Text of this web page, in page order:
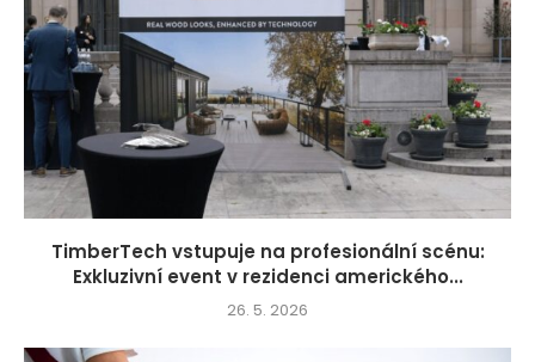
TimberTech vstupuje na profesionální scénu:
Exkluzivní event v rezidenci amerického...
26. 5. 2026